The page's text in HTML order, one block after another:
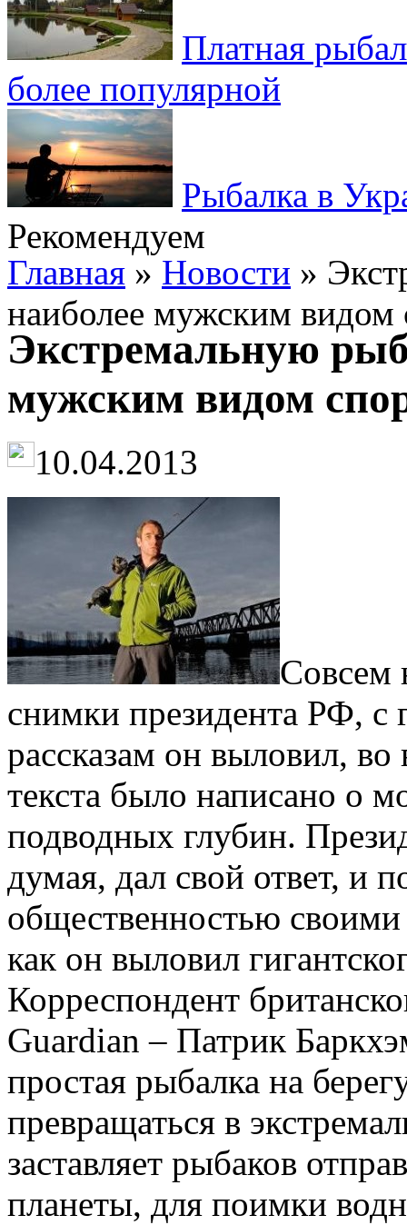
Платная
более популярной
Рыбалка в
Рекомендуем
Главная » Новости »
наиболее мужским видом
Экстремальную
мужским видом
10.04.2013
Совсем
снимки президента РФ, с
рассказам он выловил,
текста было написано о
подводных глубин.
думая, дал свой ответ, и
общественностью
как он выловил
Корреспондент
Guardian – Патрик
простая рыбалка на
превращаться в
заставляет рыбаков
планеты, для поимки